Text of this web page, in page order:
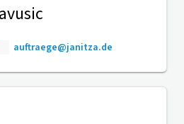
auftraege@janitza.de